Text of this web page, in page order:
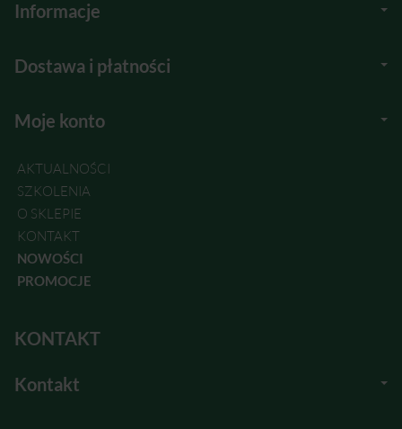
Informacje
Dostawa i płatności
Moje konto
AKTUALNOŚCI
SZKOLENIA
O SKLEPIE
KONTAKT
NOWOŚCI
PROMOCJE
KONTAKT
Kontakt